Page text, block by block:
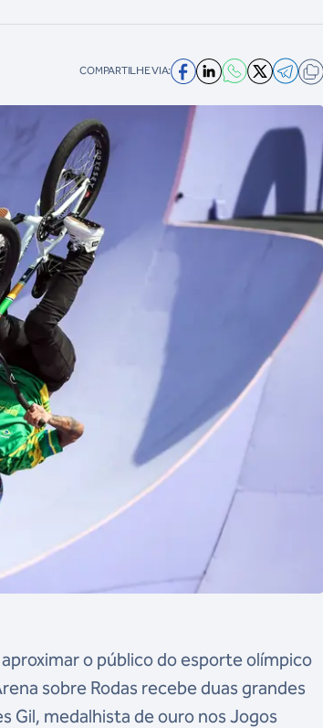
COMPARTILHE VIA:
o público do esporte olímpico
sobre Rodas recebe duas grandes
Gil, medalhista de ouro nos Jogos